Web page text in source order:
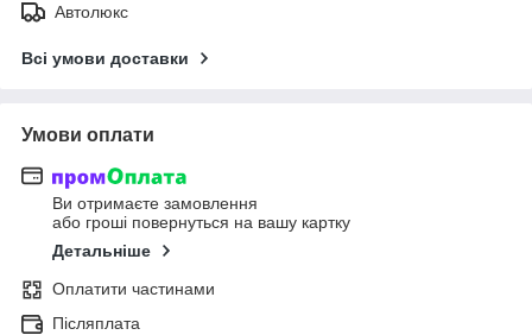
Автолюкс
Всі умови доставки
Умови оплати
Ви отримаєте замовлення
або гроші повернуться на вашу картку
Детальніше
Оплатити частинами
Післяплата